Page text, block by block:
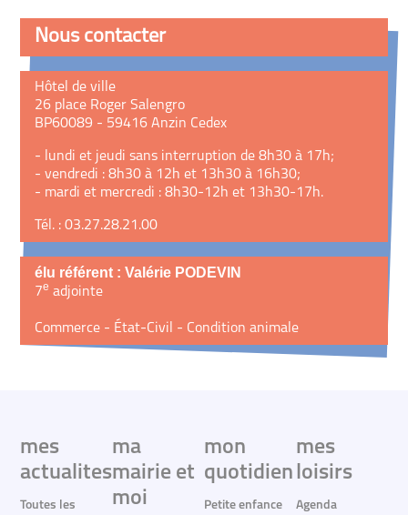
Nous contacter
Hôtel de ville
26 place Roger Salengro
BP60089 - 59416 Anzin Cedex
- lundi et jeudi sans interruption de 8h30 à 17h;
- vendredi : 8h30 à 12h et 13h30 à 16h30;
- mardi et mercredi : 8h30-12h et 13h30-17h.
Tél. : 03.27.28.21.00
élu référent : Valérie PODEVIN
7e adjointe
Commerce - État-Civil - Condition animale
mes
actualites
Toutes les
ma
mairie et
moi
mon
quotidien
Petite enfance
mes
loisirs
Agenda